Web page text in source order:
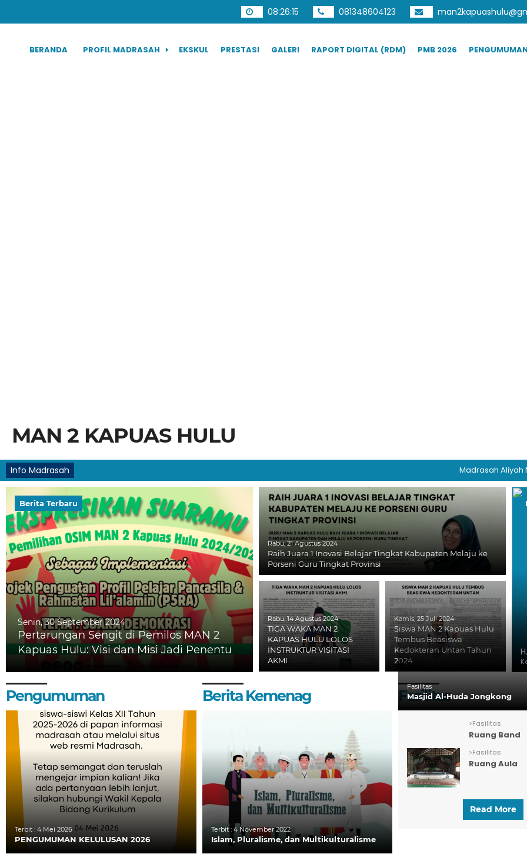
08:26:16 081348604123
BERANDA PROFIL MADRASAH EKSKUL PRESTASI GALERI RAPORT DIGITAL (RDM) PMB 2026
MAN 2 KAPUAS HULU
Info Madrasah Madrasah Aliyah
Berita Terbaru
Senin, 30 September 2024
Pertarungan Sengit di Pemilos MAN 2
Kapuas Hulu: Visi dan Misi Jadi Penentu
Rabu, 21 Agustus 2024
Raih Juara 1 Inovasi Belajar Tingkat Kabupaten Melaju ke
Porseni Guru Tingkat Provinsi
Rabu, 14 Agustus 2024
TIGA WAKA MAN 2
KAPUAS HULU LOLOS
INSTRUKTUR VISITASI
AKMI
Kamis, 25 Juli 2024
Siswa MAN 2 Kapuas Hulu
Tembus Beasiswa
Kedokteran Untan Tahun
2024
Pengumuman
Terbit : 4 Mei 2026
PENGUMUMAN KELULUSAN 2026
Berita Kemenag
Terbit :4 November 2022
Islam, Pluralisme, dan Multikulturalisme
Fasilitas
Fasilitas
Masjid Al-Huda Jongkong
>Fasilitas
Ruang Band
>Fasilitas
Ruang Aula
Read More